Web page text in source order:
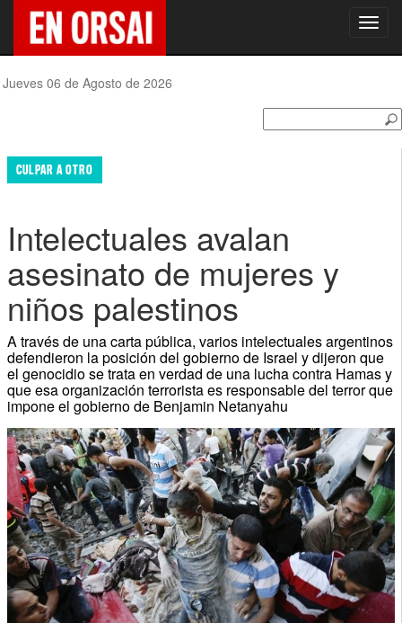
Jueves 06 de Agosto de 2026
CULPAR A OTRO
Intelectuales avalan
asesinato de mujeres y
niños palestinos
A través de una carta pública, varios intelectuales argentinos
defendieron la posición del gobierno de Israel y dijeron que
el genocidio se trata en verdad de una lucha contra Hamas y
que esa organización terrorista es responsable del terror que
impone el gobierno de Benjamin Netanyahu